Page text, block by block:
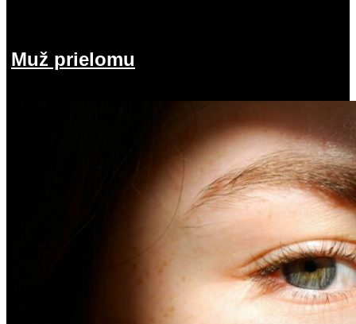
Muž prielomu